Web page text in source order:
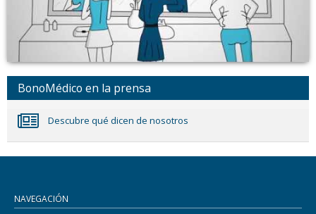
BonoMédico en la prensa
Descubre qué dicen de nosotros
NAVEGACIÓN